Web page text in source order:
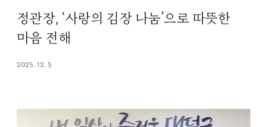
정관장, ‘사랑의 김장 나눔’으로 따뜻한
마음 전해
2025. 12. 5